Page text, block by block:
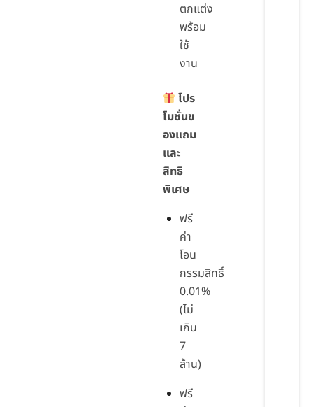
ตกแต่ง
พร้อม
ใช้
งาน
โปร
โมชั่นข
องแถม
และ
สิทธิ
พิเศษ
ฟรี
ค่า
โอน
กรรมสิทธิ์
0.01%
(ไม่
เกิน
7
ล้าน)
ฟรี